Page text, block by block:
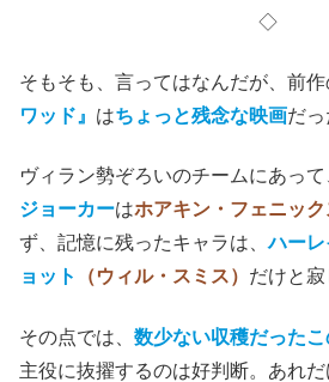
◇
そもそも、言ってはなんだが、前作
ワッド』 はちょっと残念な映画だっ
ヴィラン勢ぞろいのチームにあって
ジョーカーはホアキン・フェニック
ず、記憶に残ったキャラは、ハー
ョット
（ウィル・スミス） だけと寂
その点では、 数少ない収穫だった
主役に抜擢するのは好判断。あれ